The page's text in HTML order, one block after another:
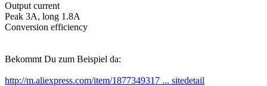
Output current
Peak 3A, long 1.8A
Conversion efficiency
Bekommt Du zum Beispiel da:
http://m.aliexpress.com/item/1877349317 ... sitedetail